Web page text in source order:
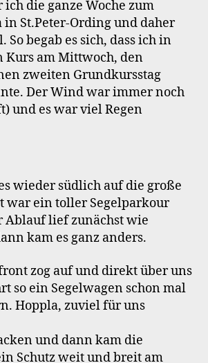
die ganze Woche zum
in St.Peter-Ording und daher
begab es sich, dass ich in
Kurs am Mittwoch, den
zweiten Grundkursstag
Der Wind war immer noch
und es war viel Regen
wieder südlich auf die große
war ein toller Segelparkour
Ablauf lief zunächst wie
kam es ganz anders.
zog auf und direkt über uns
so ein Segelwagen schon mal
Hoppla, zuviel für uns
und dann kam die
Schutz weit und breit am